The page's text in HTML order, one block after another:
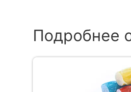
Подробнее